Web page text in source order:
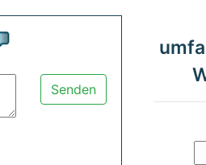
Senden